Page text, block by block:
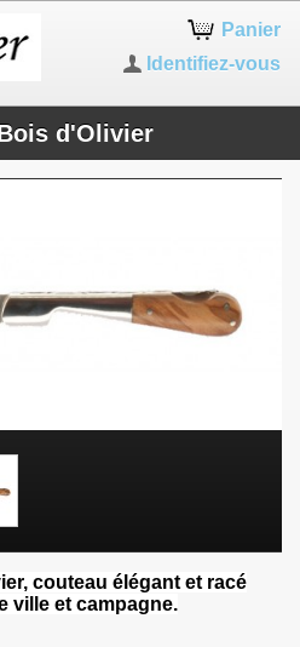
Panier
Identifiez-vous
d'Olivier
couteau élégant et racé
ville et campagne.